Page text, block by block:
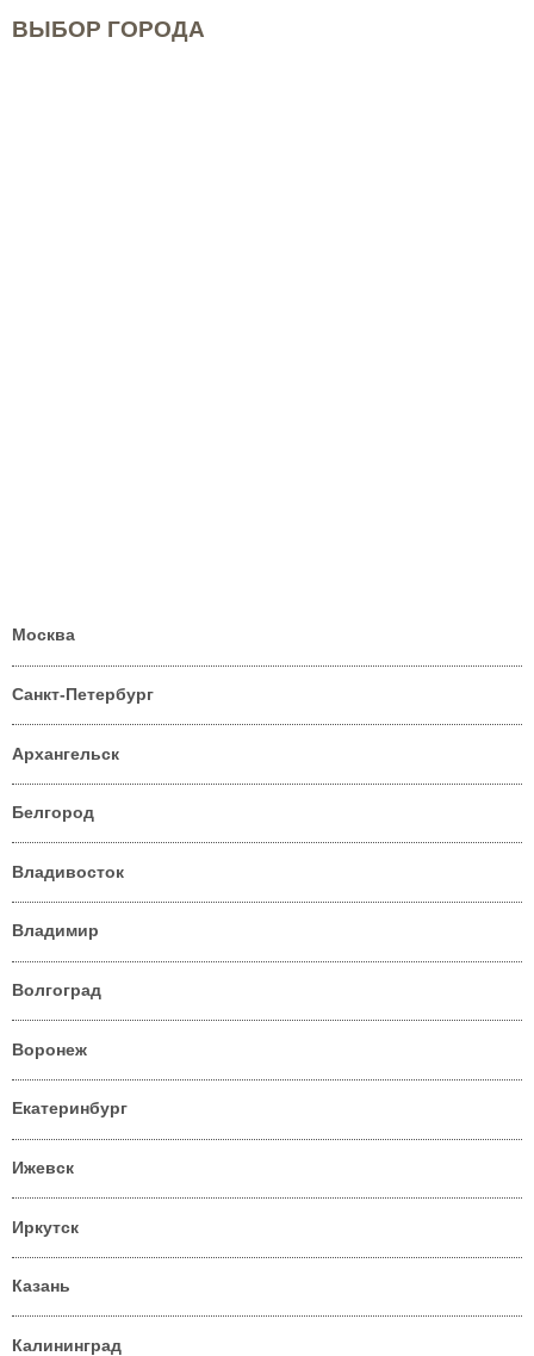
ВЫБОР ГОРОДА
Москва
Санкт-Петербург
Архангельск
Белгород
Владивосток
Владимир
Волгоград
Воронеж
Екатеринбург
Ижевск
Иркутск
Казань
Калининград